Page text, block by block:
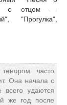
с отцом —
"Прогулка",
часто
Она начала с
удаются
же год после